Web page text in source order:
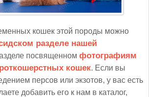
кошек этой породы можно
разделе нашей
посвященном фотографиям
кошек. Если вы
персов или экзотов, у вас есть
добавить его к нам в каталог,